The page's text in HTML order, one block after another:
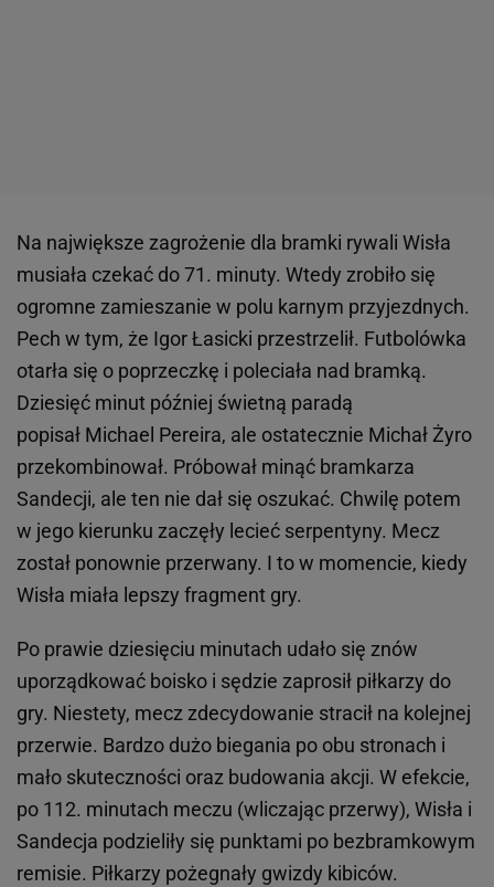
Na największe zagrożenie dla bramki rywali Wisła
musiała czekać do 71. minuty. Wtedy zrobiło się
ogromne zamieszanie w polu karnym przyjezdnych.
Pech w tym, że Igor Łasicki przestrzelił. Futbolówka
otarła się o poprzeczkę i poleciała nad bramką.
Dziesięć minut później świetną paradą
popisał Michael Pereira, ale ostatecznie Michał Żyro
przekombinował. Próbował minąć bramkarza
Sandecji, ale ten nie dał się oszukać. Chwilę potem
w jego kierunku zaczęły lecieć serpentyny. Mecz
został ponownie przerwany. I to w momencie, kiedy
Wisła miała lepszy fragment gry.
Po prawie dziesięciu minutach udało się znów
uporządkować boisko i sędzie zaprosił piłkarzy do
gry. Niestety, mecz zdecydowanie stracił na kolejnej
przerwie. Bardzo dużo biegania po obu stronach i
mało skuteczności oraz budowania akcji. W efekcie,
po 112. minutach meczu (wliczając przerwy), Wisła i
Sandecja podzieliły się punktami po bezbramkowym
remisie. Piłkarzy pożegnały gwizdy kibiców.